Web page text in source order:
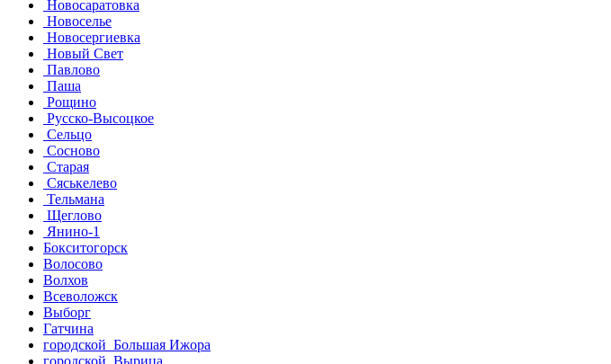
Новосаратовка
Новоселье
Новосергиевка
Новый Свет
Павлово
Паша
Рощино
Русско-Высоцкое
Сельцо
Сосново
Старая
Сяськелево
Тельмана
Щеглово
Янино-1
Бокситогорск
Волосово
Волхов
Всеволожск
Выборг
Гатчина
городской Большая Ижора
городской Вырица